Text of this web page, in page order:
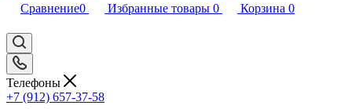
Сравнение0 Избранные товары 0 Корзина 0
Телефоны
+7 (912) 657-37-58